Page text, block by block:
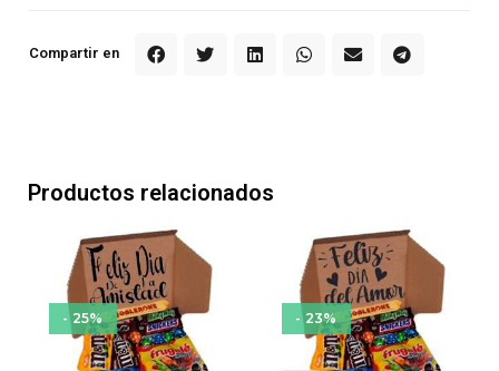
Compartir en
Productos relacionados
- 25% - 23%